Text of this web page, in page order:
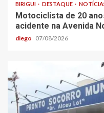
BIRIGUI DESTAQUE
Motociclista de 20
acidente na Avenida
diego 07/08/2026